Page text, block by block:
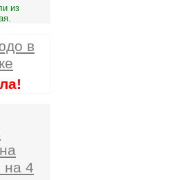
из
в
на 4